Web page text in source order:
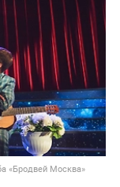
«Бродвей Москва»